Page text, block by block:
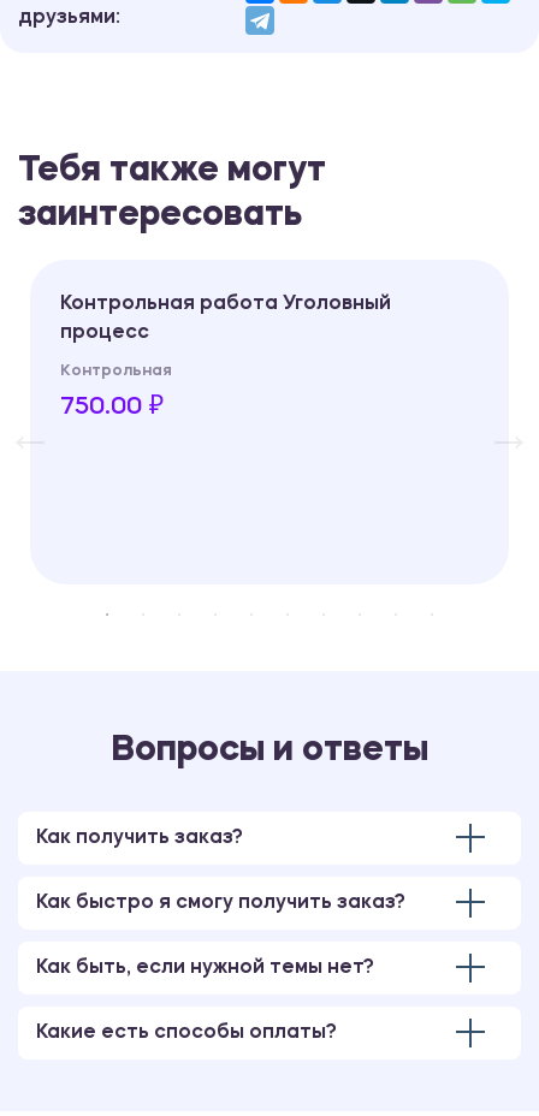
друзьями:
Тебя также могут
заинтересовать
Контрольная работа Уголовный
процесс
Контрольная
750.00 ₽
Вопросы и ответы
Как получить заказ?
Как быстро я смогу получить заказ?
Как быть, если нужной темы нет?
Какие есть способы оплаты?